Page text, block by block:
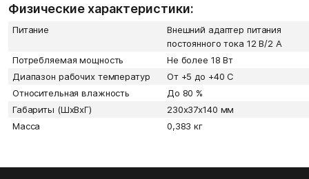
Физические характеристики:
Питание
Внешний адаптер питания
постоянного тока 12 B/2 А
Потребляемая мощность
Не более 18 Вт
Диапазон рабочих температур
От +5 до +40 С
Относительная влажность
До 80 %
Габариты (ШxВxГ)
230x37x140 мм
Масса
0,383 кг